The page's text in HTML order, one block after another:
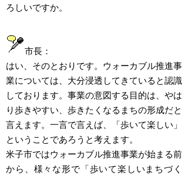
ろしいですか。
市長：
はい、そのとおりです。ウォーカブル推進事
業については、大分浸透してきていると認識
しております。事業の意図する目的は、やは
り歩きやすい、歩きたくなるまちの形成だと
言えます。一言で言えば、「歩いて楽しい」
ということであろうと考えます。
米子市ではウォーカブル推進事業が始まる前
から、様々な形で「歩いて楽しいまちづく